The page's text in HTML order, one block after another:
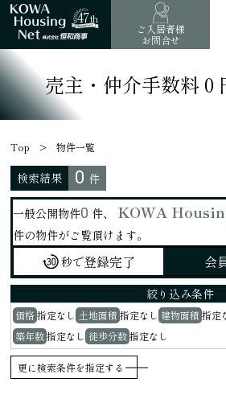
47th
ご入居者様
お問合せ
売主・仲介手数料０
Top 物件一覧
検索結果 0 件
一般公開物件0 件、 KOWA
件の物件がご覧頂けます。
秒で登録完了 会
絞り込み条件
価格 指定なし 土地面積 指定なし 建物面積 指定
築年数 指定なし 徒歩分数指定なし
更に検索条件を指定する